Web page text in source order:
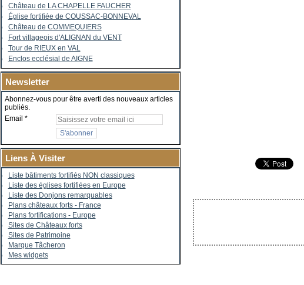
Château de LA CHAPELLE FAUCHER
Église fortifiée de COUSSAC-BONNEVAL
Château de COMMEQUIERS
Fort villageois d'ALIGNAN du VENT
Tour de RIEUX en VAL
Enclos ecclésial de AIGNE
Newsletter
Abonnez-vous pour être averti des nouveaux articles
publiés.
Email
Liens À Visiter
Liste bâtiments fortifiés NON classiques
Liste des églises fortifiées en Europe
Liste des Donjons remarquables
Plans châteaux forts - France
Plans fortifications - Europe
Sites de Châteaux forts
Sites de Patrimoine
Marque Tâcheron
Mes widgets